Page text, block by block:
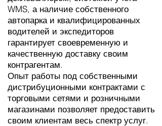
WMS, а наличие собственного
автопарка и квалифицированных
водителей и экспедиторов
гарантирует своевременную и
качественную доставку своим
контрагентам.
Опыт работы под собственными
дистрибуционными контрактами с
торговыми сетями и розничными
магазинами позволяет предоставить
своим клиентам весь спектр услуг.